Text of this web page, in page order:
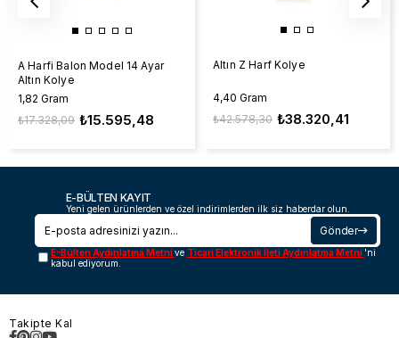
A Harfi Balon Model 14 Ayar
Altın Kolye
1,82 Gram
₺15.595,48
₺17.328,09
Altın Z Harf Kolye
4,40 Gram
₺38.320,41
₺42.578,30
E-BÜLTEN KAYIT
Yeni gelen ürünlerden ve özel indirimlerden ilk siz haberdar olun.
Gönder
E-Bülten Aydınlatma Metnive Ticari Elektronik İleti Aydınlatma Metni 'ni
kabul ediyorum.
Takipte Kal